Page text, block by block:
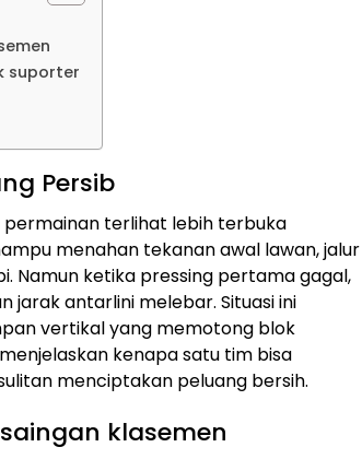
suporter
Persib
terlihat lebih terbuka
menahan tekanan awal lawan, jalur
Namun ketika pressing pertama gagal,
jarak antarlini melebar. Situasi ini
vertikal yang memotong blok
kenapa satu tim bisa
menciptakan peluang bersih.
klasemen